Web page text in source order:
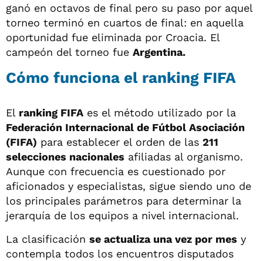
ganó en octavos de final pero su paso por aquel
torneo terminó en cuartos de final: en aquella
oportunidad fue eliminada por Croacia. El
campeón del torneo fue Argentina.
Cómo funciona el ranking FIFA
El ranking FIFA es el método utilizado por la
Federación Internacional de Fútbol Asociación
(FIFA) para establecer el orden de las 211
selecciones nacionales afiliadas al organismo.
Aunque con frecuencia es cuestionado por
aficionados y especialistas, sigue siendo uno de
los principales parámetros para determinar la
jerarquía de los equipos a nivel internacional.
La clasificación se actualiza una vez por mes y
contempla todos los encuentros disputados